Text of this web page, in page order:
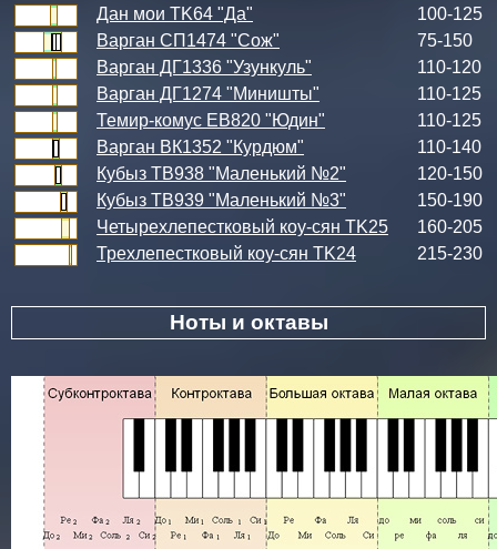
Дан мои TK64 "Да"
100-125
Варган СП1474 "Сож"
75-150
Варган ДГ1336 "Узункуль"
110-120
Варган ДГ1274 "Миништы"
110-125
Темир-комус ЕВ820 "Юдин"
110-125
Варган ВК1352 "Курдюм"
110-140
Кубыз ТВ938 "Маленький №2"
120-150
Кубыз ТВ939 "Маленький №3"
150-190
Четырехлепестковый коу-сян TK25
160-205
Трехлепестковый коу-сян TK24
215-230
Ноты и октавы